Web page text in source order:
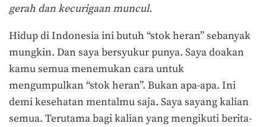
gerah dan kecurigaan muncul.
Hidup di Indonesia ini butuh “stok heran” sebanyak
mungkin. Dan saya bersyukur punya. Saya doakan
kamu semua menemukan cara untuk
mengumpulkan “stok heran”. Bukan apa-apa. Ini
demi kesehatan mentalmu saja. Saya sayang kalian
semua. Terutama bagi kalian yang mengikuti berita-